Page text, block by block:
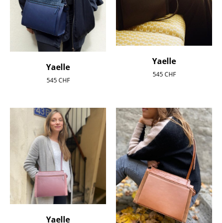
Yaelle
545CHF
Yaelle
545CHF
Yaelle